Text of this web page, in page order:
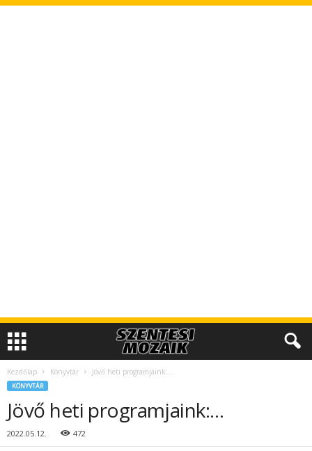
Kezdőlap Könyvtár Jövő heti programjaink:…
KÖNYVTÁR
Jövő heti programjaink:…
2022.05.12. 472